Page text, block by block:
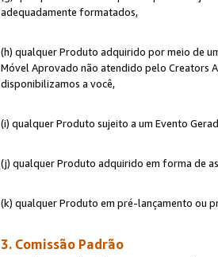
adequadamente formatados,
(h) qualquer Produto adquirido por meio de
Móvel Aprovado não atendido pelo Creators
disponibilizamos a você,
(i) qualquer Produto sujeito a um Evento
(j) qualquer Produto adquirido em forma de
(k) qualquer Produto em pré-lançamento ou
3. Comissão Padrão